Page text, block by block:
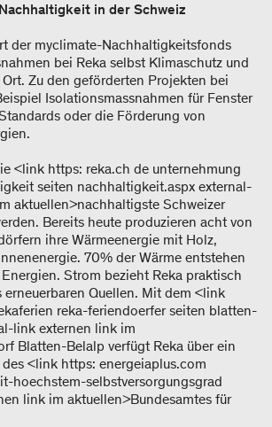
in der Schweiz
der myclimate-Nachhaltigkeitsfonds
bei Reka selbst Klimaschutz und
Zu den geförderten Projekten bei
Isolationsmassnahmen für Fenster
oder die Förderung von
<link https: reka.ch de unternehmung
seiten nachhaltigkeit.aspx external-
aktuellen>nachhaltigste Schweizer
Bereits heute produzieren acht von
ihre Wärmeenergie mit Holz,
70% der Wärme entstehen
Strom bezieht Reka praktisch
Quellen. Mit dem <link
reka-feriendoerfer seiten blatten-
link externen link im
Blatten-Belalp verfügt Reka über ein
<link https: energeiaplus.com
hoechstem-selbstversorgungsgrad
link im aktuellen>Bundesamtes für